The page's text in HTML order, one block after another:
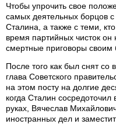
Чтобы упрочить свое
самых деятельных борцов
Сталина, а также с теми,
время партийных чисток
смертные приговоры своим
После того как был снят со
глава Советского
на этом посту на долгие
когда Сталин сосредоточил
руках, Вячеслав
иностранных дел и